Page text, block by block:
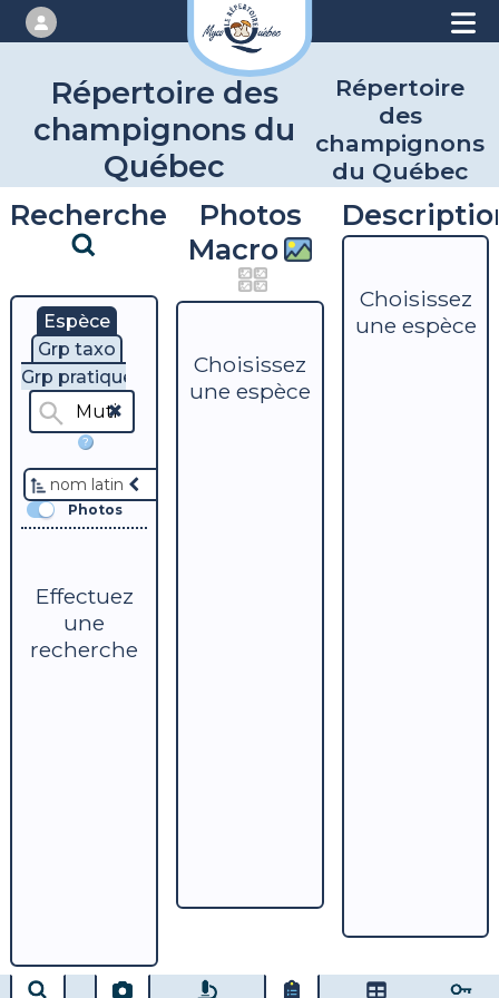
Répertoire des
champignons du
Québec
Répertoire
des
champignons
du Québec
Recherche
Espèce
Grp taxo
Grp pratique
?
nom latin
Photos
Effectuez
une
recherche
Photos
Macro
Choisissez
une espèce
Choisissez
une espèce